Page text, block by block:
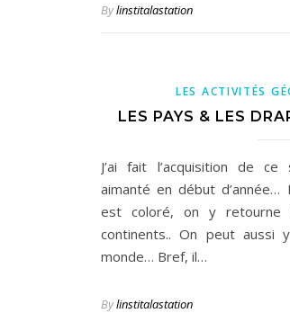
Bylinstitalastation
LES ACTIVITÉS
LES PAYS & LES
J’ai fait l’acquisition de
aimanté en début d’année…
est coloré, on y retourne
continents.. On peut aussi
monde… Bref, il…
Bylinstitalastation